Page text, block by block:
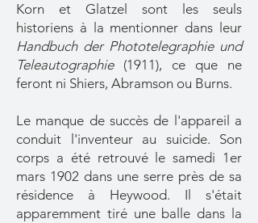
Korn et Glatzel sont les seuls
historiens à la mentionner dans leur
Handbuch der Phototelegraphie und
Teleautographie(1911), ce que ne
feront ni Shiers, Abramson ou Burns.
Le manque de succès de l'appareil a
conduit l'inventeur au suicide. Son
corps a été retrouvé le samedi 1er
mars 1902 dans une serre près de sa
résidence à Heywood. Il s'était
apparemment tiré une balle dans la